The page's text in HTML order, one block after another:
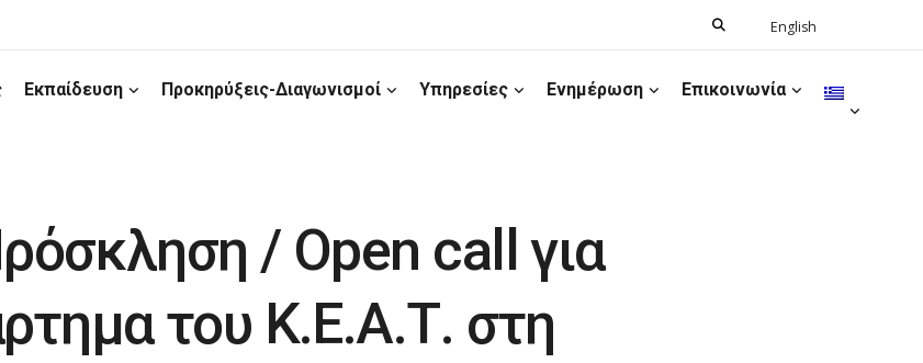
SearchEnglish
Εκπαίδευση Προκηρύξεις-Διαγωνισμοί Υπηρεσίες Ενημέρωση Επικοινωνία
/ Open call για
του Κ.Ε.Α.Τ. στη